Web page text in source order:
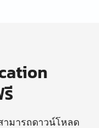
ามารถดาวน์โหลด